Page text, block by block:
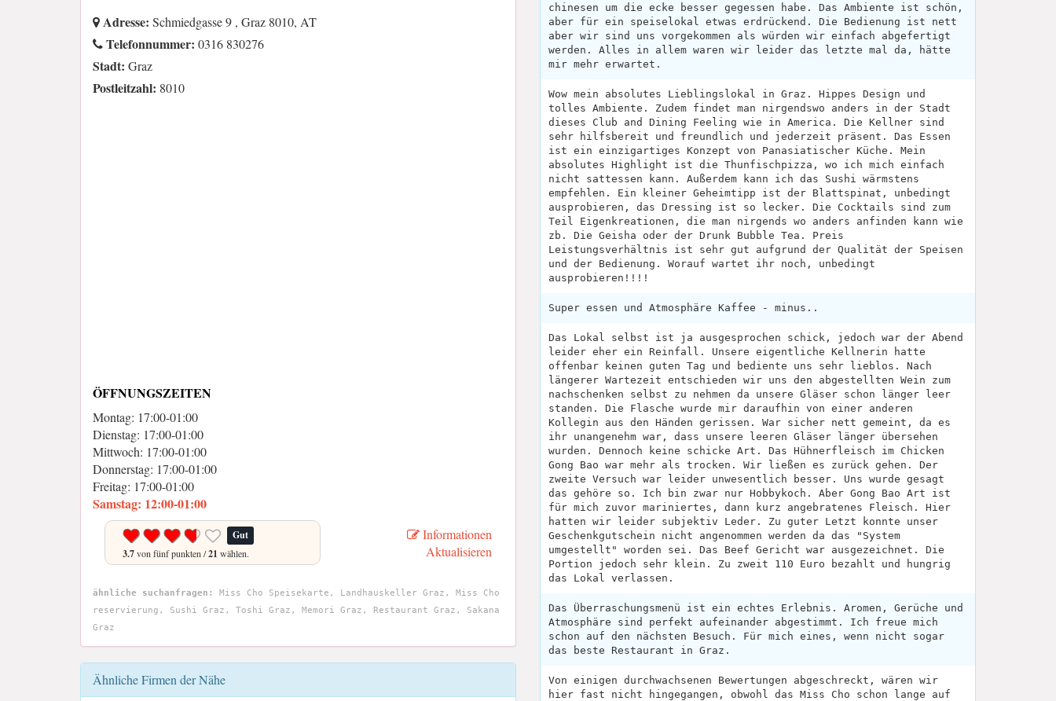
Adresse: Schmiedgasse 9 , Graz 8010, AT
Telefonnummer: 0316 830276
Stadt: Graz
Postleitzahl: 8010
ÖFFNUNGSZEITEN
Montag: 17:00-01:00
Dienstag: 17:00-01:00
Mittwoch: 17:00-01:00
Donnerstag: 17:00-01:00
Freitag: 17:00-01:00
Samstag: 12:00-01:00
Gut
3.7von fünf punkten /21 wählen.
Informationen
Aktualisieren
ähnliche suchanfragen:
Miss Cho Speisekarte, Landhauskeller Graz, Miss Cho
reservierung, Sushi Graz, Toshi Graz, Memori Graz, Restaurant Graz, Sakana
Graz
Ähnliche Firmen der Nähe
chinesen um die ecke besser gegessen habe. Das Ambiente ist schön,
aber für ein speiselokal etwas erdrückend. Die Bedienung ist nett
aber wir sind uns vorgekommen als würden wir einfach abgefertigt
werden. Alles in allem waren wir leider das letzte mal da, hätte
mir mehr erwartet.
Wow mein absolutes Lieblingslokal in Graz. Hippes Design und
tolles Ambiente. Zudem findet man nirgendswo anders in der Stadt
dieses Club and Dining Feeling wie in America. Die Kellner sind
sehr hilfsbereit und freundlich und jederzeit präsent. Das Essen
ist ein einzigartiges Konzept von Panasiatischer Küche. Mein
absolutes Highlight ist die Thunfischpizza, wo ich mich einfach
nicht sattessen kann. Außerdem kann ich das Sushi wärmstens
empfehlen. Ein kleiner Geheimtipp ist der Blattspinat, unbedingt
ausprobieren, das Dressing ist so lecker. Die Cocktails sind zum
Teil Eigenkreationen, die man nirgends wo anders anfinden kann wie
zb. Die Geisha oder der Drunk Bubble Tea. Preis
Leistungsverhältnis ist sehr gut aufgrund der Qualität der Speisen
und der Bedienung. Worauf wartet ihr noch, unbedingt
ausprobieren!!!!
Super essen und Atmosphäre Kaffee - minus..
Das Lokal selbst ist ja ausgesprochen schick, jedoch war der Abend
leider eher ein Reinfall. Unsere eigentliche Kellnerin hatte
offenbar keinen guten Tag und bediente uns sehr lieblos. Nach
längerer Wartezeit entschieden wir uns den abgestellten Wein zum
nachschenken selbst zu nehmen da unsere Gläser schon länger leer
standen. Die Flasche wurde mir daraufhin von einer anderen
Kollegin aus den Händen gerissen. War sicher nett gemeint, da es
ihr unangenehm war, dass unsere leeren Gläser länger übersehen
wurden. Dennoch keine schicke Art. Das Hühnerfleisch im Chicken
Gong Bao war mehr als trocken. Wir ließen es zurück gehen. Der
zweite Versuch war leider unwesentlich besser. Uns wurde gesagt
das gehöre so. Ich bin zwar nur Hobbykoch. Aber Gong Bao Art ist
für mich zuvor mariniertes, dann kurz angebratenes Fleisch. Hier
hatten wir leider subjektiv Leder. Zu guter Letzt konnte unser
Geschenkgutschein nicht angenommen werden da das "System
umgestellt" worden sei. Das Beef Gericht war ausgezeichnet. Die
Portion jedoch sehr klein. Zu zweit 110 Euro bezahlt und hungrig
das Lokal verlassen.
Das Überraschungsmenü ist ein echtes Erlebnis. Aromen, Gerüche und
Atmosphäre sind perfekt aufeinander abgestimmt. Ich freue mich
schon auf den nächsten Besuch. Für mich eines, wenn nicht sogar
das beste Restaurant in Graz.
Von einigen durchwachsenen Bewertungen abgeschreckt, wären wir
hier fast nicht hingegangen, obwohl das Miss Cho schon lange auf